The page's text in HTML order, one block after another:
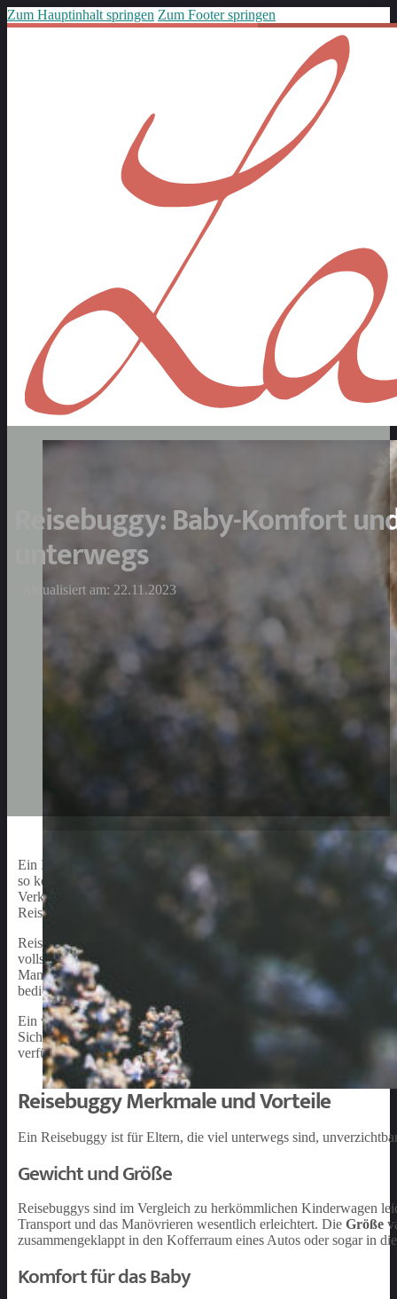
Zum Hauptinhalt springen Zum Footer springen
Reisebuggy: Baby-Komfort
unterwegs
Aktualisiert am: 22.11.2023
Ein Reisebuggy bietet eine praktische Lösung für Eltern, die mit
so konzipiert, dass sie leicht zu transportieren,
Verkehrsmittel nutzen oder einfach nur einen Spaziergang durch
Reisebuggys auseinandersetzen und aufzeigen, wie sie das Leben
Reisebuggys sind in verschiedenen Ausführungen erhältlich, um
vollständig liegende Sitze für den Komfort des Babys, während
Manövrieren in engen Räumen erleichtern. Wichtig ist, dass der
bedienen für die Eltern.
Ein weiterer wichtiger Aspekt bei der Auswahl eines Reisebuggys
Sicherheitsgurten und -systemen sowie einer stabilen und
verfügen, um das empfindliche Baby vor schädlicher
Reisebuggy Merkmale und Vorteile
Ein Reisebuggy ist für Eltern, die viel unterwegs sind,
Gewicht und Größe
Reisebuggys sind im Vergleich zu herkömmlichen Kinderwagen
Transport und das Manövrieren wesentlich erleichtert. Die Größe
zusammengeklappt in den Kofferraum eines Autos oder sogar in
Komfort für das Baby